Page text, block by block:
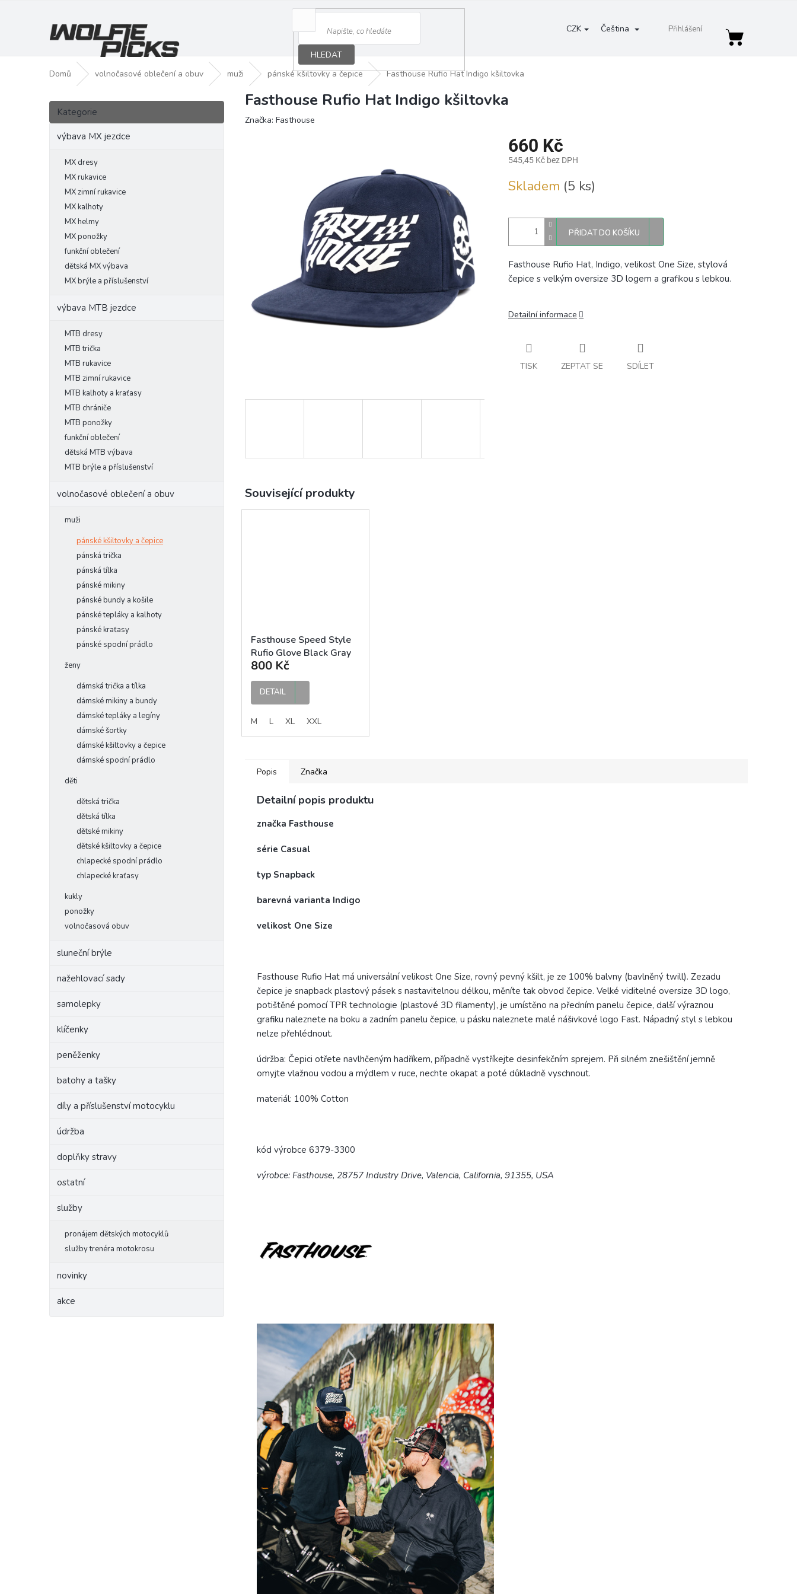
CZK Čeština Přihlášení
HLEDAT
Nákupní
Domů volnočasové oblečení a obuv muži pánské kšiltovky a čepice Fasthouse Rufio Hat Indigo kšiltovka
P
s
Přeskočit
kategorie
Kategorie
výbava MX jezdce
MX dresy
MX rukavice
MX zimní rukavice
MX kalhoty
MX helmy
MX ponožky
funkční oblečení
dětská MX výbava
MX brýle a příslušenství
výbava MTB jezdce
MTB dresy
MTB trička
MTB rukavice
MTB zimní rukavice
MTB kalhoty a kraťasy
MTB chrániče
MTB ponožky
funkční oblečení
dětská MTB výbava
MTB brýle a příslušenství
volnočasové oblečení a obuv
muži
pánské kšiltovky a čepice
pánská trička
pánská tílka
pánské mikiny
pánské bundy a košile
pánské tepláky a kalhoty
pánské kraťasy
pánské spodní prádlo
ženy
dámská trička a tílka
dámské mikiny a bundy
dámské tepláky a legíny
dámské šortky
dámské kšiltovky a čepice
dámské spodní prádlo
děti
dětská trička
dětská tílka
dětské mikiny
dětské kšiltovky a čepice
chlapecké spodní prádlo
chlapecké kraťasy
kukly
ponožky
volnočasová obuv
sluneční brýle
nažehlovací sady
samolepky
klíčenky
peněženky
batohy a tašky
díly a příslušenství motocyklu
údržba
doplňky stravy
ostatní
služby
pronájem dětských motocyklů
služby trenéra motokrosu
novinky
akce
Fasthouse Rufio Hat Indigo kšiltovka
Značka: Fasthouse
660 Kč
545,45 Kč bez DPH
cena:
Skladem (5 ks)
PŘIDAT DO KOŠÍKU
Fasthouse Rufio Hat, Indigo, velikost One Size, stylová
čepice s velkým oversize 3D logem a grafikou s lebkou.
Detailní informace
TISK ZEPTAT SE SDÍLET
Související produkty
Fasthouse Speed Style
Rufio Glove Black Gray
MX rukavice
800 Kč
DETAIL
M L XL XXL
Popis Značka
Detailní popis produktu
značka Fasthouse
série Casual
typ Snapback
barevná varianta Indigo
velikost One Size
Fasthouse Rufio Hat má universální velikost One Size, rovný pevný kšilt, je ze 100% balvny (bavlněný twill). Zezadu
čepice je snapback plastový pásek s nastavitelnou délkou, měníte tak obvod čepice. Velké viditelné oversize 3D logo,
potištěné pomocí TPR technologie (plastové 3D filamenty), je umístěno na předním panelu čepice, další výraznou
grafiku naleznete na boku a zadním panelu čepice, u pásku naleznete malé nášivkové logo Fast. Nápadný styl s lebkou
nelze přehlédnout.
údržba: Čepici otřete navlhčeným hadříkem, případně vystříkejte desinfekčním sprejem. Při silném znešištění jemně
omyjte vlažnou vodou a mýdlem v ruce, nechte okapat a poté důkladně vyschnout.
materiál: 100% Cotton
kód výrobce 6379-3300
výrobce: Fasthouse, 28757 Industry Drive, Valencia, California, 91355, USA